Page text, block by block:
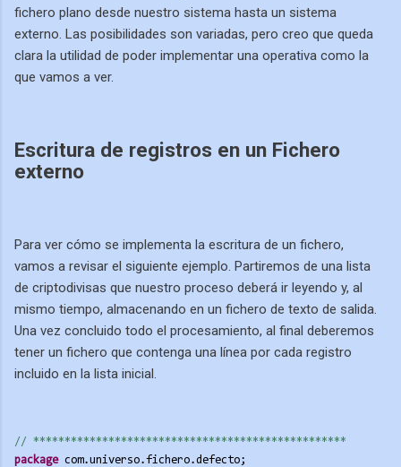
fichero plano desde nuestro sistema hasta un sistema
externo. Las posibilidades son variadas, pero creo que queda
clara la utilidad de poder implementar una operativa como la
que vamos a ver.
Escritura de registros en un Fichero
externo
Para ver cómo se implementa la escritura de un fichero,
vamos a revisar el siguiente ejemplo. Partiremos de una lista
de criptodivisas que nuestro proceso deberá ir leyendo y, al
mismo tiempo, almacenando en un fichero de texto de salida.
Una vez concluido todo el procesamiento, al final deberemos
tener un fichero que contenga una línea por cada registro
incluido en la lista inicial.
// **************************************************
package com.universo.fichero.defecto;